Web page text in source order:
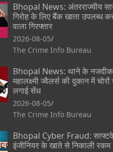
Bhopal News: अंतरराज्यीय
गिरोह के लिए बैंक खाता उपलब्ध
वाला गिरफ्तार
2026-08-05
The Crime Info Bureau
Bhopal News: थाने के नजदीक
महालक्ष्मी ज्वैलर्स की दुकान में चोरों
लगाई सेंध
2026-08-05
The Crime Info Bureau
Bhopal Cyber Fraud:
इंजीनियर के खाते से निकाली रकम